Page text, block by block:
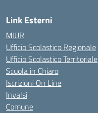
Link Esterni
MIUR
Ufficio Scolastico Regionale
Ufficio Scolastico Territoriale
Scuola in Chiaro
Iscrizioni On Line
Invalsi
Comune